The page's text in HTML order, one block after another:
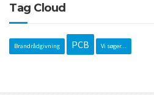
Tag Cloud
Brandrådgivning PCB Vi søger...